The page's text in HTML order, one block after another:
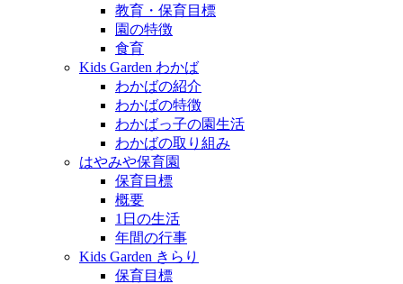
教育・保育目標
園の特徴
食育
Kids Garden わかば
わかばの紹介
わかばの特徴
わかばっ子の園生活
わかばの取り組み
はやみや保育園
保育目標
概要
1日の生活
年間の行事
Kids Garden きらり
保育目標